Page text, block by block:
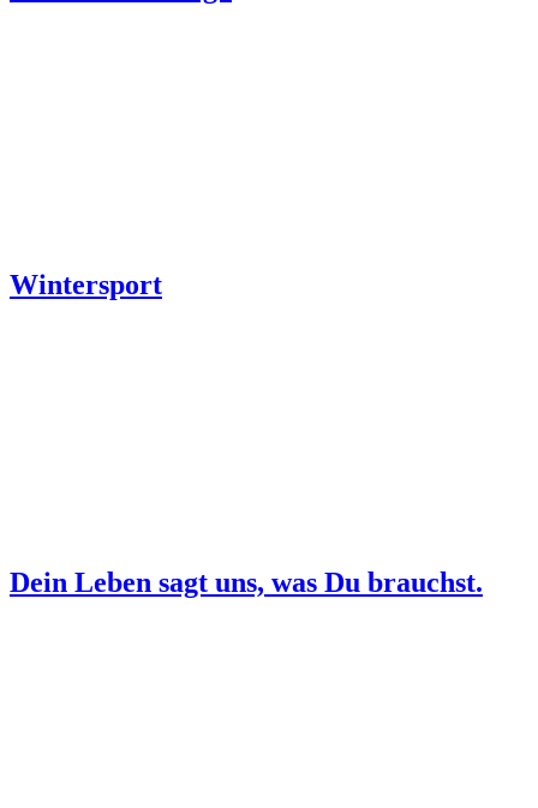
Wintersport
Dein Leben sagt uns, was Du brauchst.